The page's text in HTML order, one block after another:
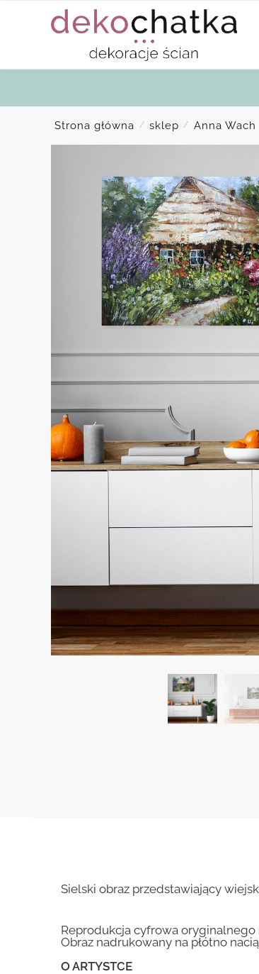
Strona główna / sklep / Anna
Sielski obraz przedstawiający
Reprodukcja cyfrowa oryginalnego
Obraz nadrukowany na płótno
O ARTYSTCE